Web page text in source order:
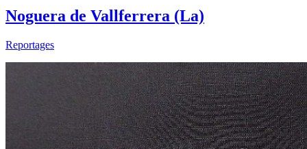
Noguera de Vallferrera (La)
Reportages